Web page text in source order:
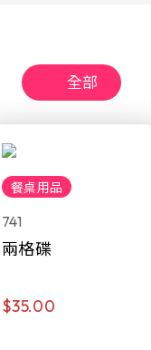
全部
餐桌用品
741
兩格碟
$35.00